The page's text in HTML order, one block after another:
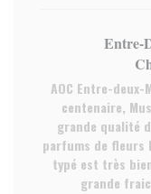
Entre-
AOC Entre-
centenaire,
grande qualité
parfums de fleurs
typé est très
grande